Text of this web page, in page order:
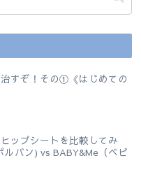
すぞ！その①《はじめての
ヒップシートを比較してみ
ルバン) vs BABY&Me（ベビ